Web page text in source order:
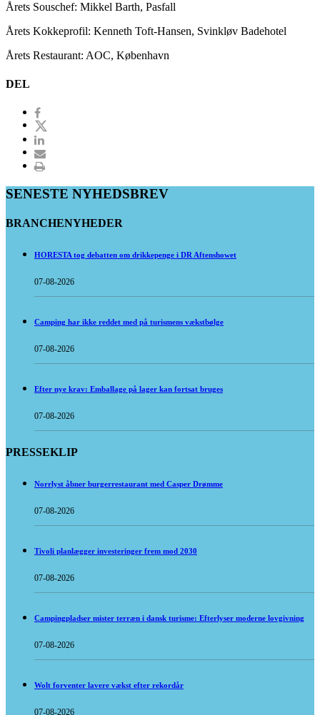
Årets Souschef: Mikkel Barth, Pasfall
Årets Kokkeprofil: Kenneth Toft-Hansen, Svinkløv Badehotel
Årets Restaurant: AOC, København
DEL
SENESTE NYHEDSBREV
BRANCHENYHEDER
HORESTA tog debatten om drikkepenge i DR Aftenshowet
07-08-2026
Camping har ikke reddet med på turismens vækstbølge
07-08-2026
Efter nye krav: Emballage på lager kan fortsat bruges
07-08-2026
PRESSEKLIP
Norrlyst åbner burgerrestaurant med Casper Drømme
07-08-2026
Tivoli planlægger investeringer frem mod 2030
07-08-2026
Campingpladser mister terræn i dansk turisme: Efterlyser moderne lovgivning
07-08-2026
Wolt forventer lavere vækst efter rekordår
07-08-2026